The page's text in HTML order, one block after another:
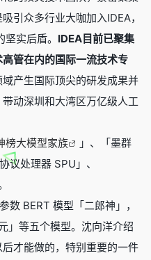
引众多行业大咖加入IDEA，
实后盾。 IDEA目前已聚集
管在内的国际一流技术专
产生国际顶尖的研发成果并
动深圳和大湾区万亿级人工
榜大模型家族
」、「墨群
议处理器 SPU」、
数 BERT 模型「二郎神」，
」等五个模型。沈向洋介绍
后才能做的，特别重要的一件